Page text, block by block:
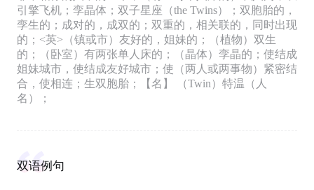
引擎飞机；孪晶体；双子星座（the Twins）；双胞胎的，
孪生的；成对的，成双的；双重的，相关联的，同时出现
的；<英>（镇或市）友好的，姐妹的；（植物）双生
的；（卧室）有两张单人床的；（晶体）孪晶的；使结成
姐妹城市，使结成友好城市；使（两人或两事物）紧密结
合，使相连；生双胞胎；【名】 （Twin）特温（人
名）；
双语例句